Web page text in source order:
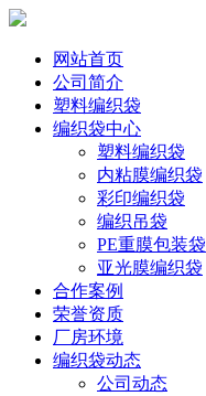
网站首页
公司简介
塑料编织袋
编织袋中心
塑料编织袋
内粘膜编织袋
彩印编织袋
编织吊袋
PE重膜包装袋
亚光膜编织袋
合作案例
荣誉资质
厂房环境
编织袋动态
公司动态